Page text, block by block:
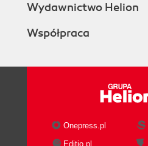
Wydawnictwo Helion
Współpraca
Onepress.pl
Editio.pl